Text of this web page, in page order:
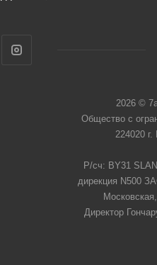
2026 ©
Общество с
224020
Р/сч: BY31
дирекция N500
Директор